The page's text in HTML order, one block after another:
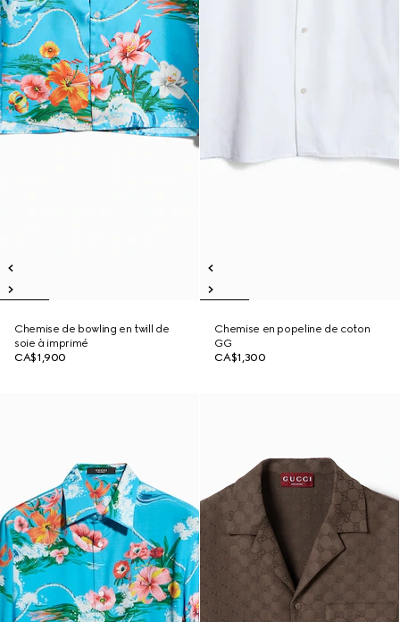
Chemise de bowling en twill de
soie à imprimé
CA$1,900
Chemise en popeline de coton
GG
CA$1,300